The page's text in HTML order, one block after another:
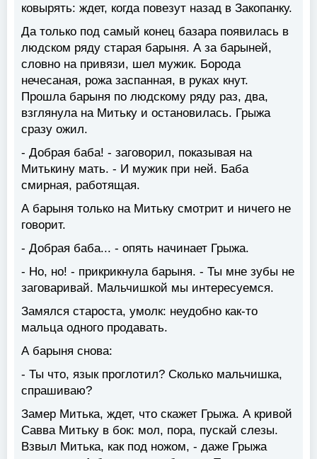
ковырять: ждет, когда повезут назад в Закопанку.
Да только под самый конец базара появилась в
людском ряду старая барыня. А за барыней,
словно на привязи, шел мужик. Борода
нечесаная, рожа заспанная, в руках кнут.
Прошла барыня по людскому ряду раз, два,
взглянула на Митьку и остановилась. Грыжа
сразу ожил.
- Добрая баба! - заговорил, показывая на
Митькину мать. - И мужик при ней. Баба
смирная, работящая.
А барыня только на Митьку смотрит и ничего не
говорит.
- Добрая баба... - опять начинает Грыжа.
- Но, но! - прикрикнула барыня. - Ты мне зубы не
заговаривай. Мальчишкой мы интересуемся.
Замялся староста, умолк: неудобно как-то
мальца одного продавать.
А барыня снова:
- Ты что, язык проглотил? Сколько мальчишка,
спрашиваю?
Замер Митька, ждет, что скажет Грыжа. А кривой
Савва Митьку в бок: мол, пора, пускай слезы.
Взвыл Митька, как под ножом, - даже Грыжа